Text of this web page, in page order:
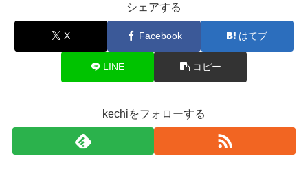
シェアする
X Facebook はてブ
LINE コピー
kechiをフォローする